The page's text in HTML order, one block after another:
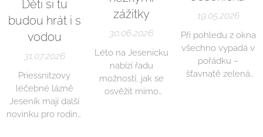
Děti si tu
budou hrát i s
vodou
31.07.2026
Priessnitzovy
léčebné lázně
Jeseník mají další
novinku pro rodiny
zážitky
30.06.2026
Léto na Jesenicku
nabízí řadu
možností, jak se
osvěžit mimo
19.05.2026
Při pohledu z okna
všechno vypadá v
pořádku –
šťavnatě zelená